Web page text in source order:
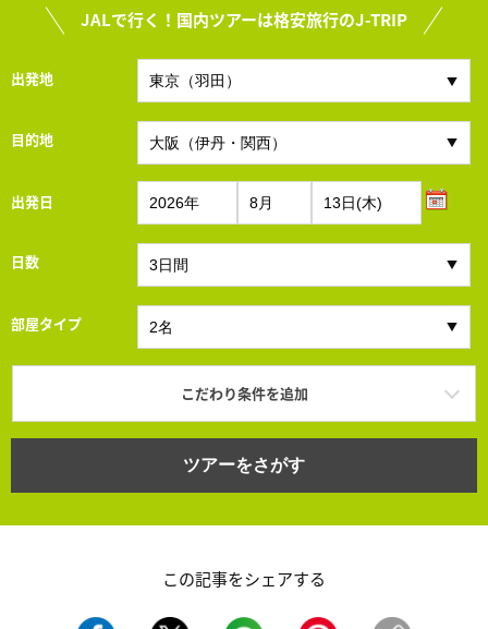
JALで行く！国内ツアーは格安旅行のJ-TRIP
出発地
目的地
出発日
日数
部屋タイプ
こだわり条件を追加
ツアーをさがす
この記事をシェアする